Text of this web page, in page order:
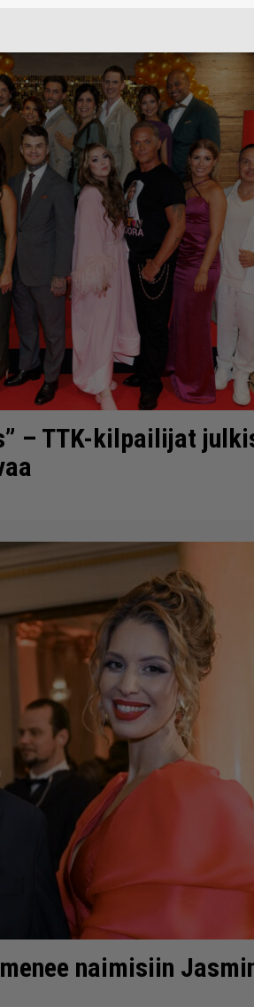
– TTK-kilpailijat
naimisiin